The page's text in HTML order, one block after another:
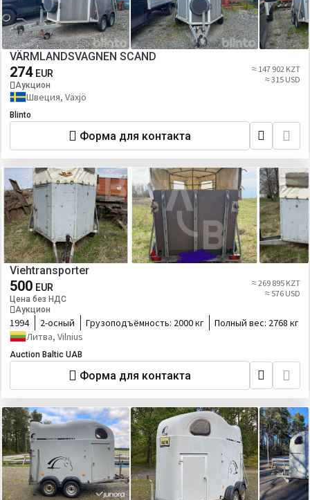
VÄRMLANDSVAGNEN SCAND
274 EUR
Аукцион
≈ 147 902 KZT
≈ 315 USD
Швеция, Växjö
Blinto
Форма для контакта
Viehtransporter
500 EUR
Цена без НДС
Аукцион
≈ 269 895 KZT
≈ 576 USD
1994 2-осный Грузоподъёмность: 2000 кг Полный вес: 2768 кг
Литва, Vilnius
Auction Baltic UAB
Форма для контакта